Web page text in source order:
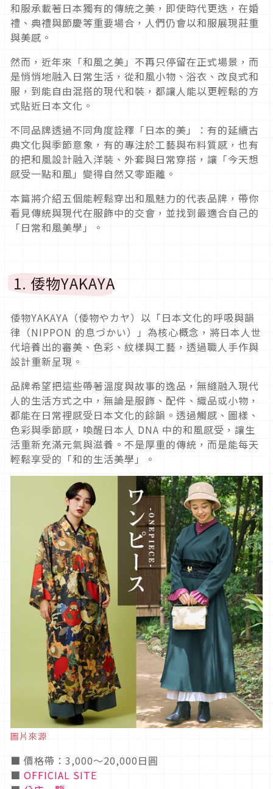
和服承載著日本獨有的傳統之美，即使時代更迭，在婚
禮、典禮與節慶等重要場合，人們仍會以和服展現莊重
與美感。
然而，近年來「和風之美」不再只停留在正式場景，而
是悄悄地融入日常生活，從和風小物、浴衣、改良式和
服，到能自由混搭的現代和裝，都讓人能以更輕鬆的方
式貼近日本文化。
不同品牌透過不同角度詮釋「日本的美」：有的延續古
典文化與季節意象，有的專注於工藝與布料質感，也有
的把和風設計融入洋裝、外套與日常穿搭，讓「今天想
感受一點和風」變得自然又零距離。
本篇將介紹五個能輕鬆穿出和風魅力的代表品牌，帶你
看見傳統與現代在服飾中的交會，並找到最適合自己的
「日常和風美學」。
1. 倭物YAKAYA
倭物YAKAYA（倭物やカヤ）以「日本文化的呼吸與韻
律（NIPPON 的息づかい）」為核心概念，將日本人世
代培養出的審美、色彩、紋樣與工藝，透過職人手作與
設計重新呈現。
品牌希望把這些帶著溫度與故事的逸品，無縫融入現代
人的生活方式之中，無論是服飾、配件、織品或小物，
都能在日常裡感受日本文化的餘韻。透過觸感、圖樣、
色彩與季節感，喚醒日本人 DNA 中的和風感受，讓生
活重新充滿元氣與滋養。不是厚重的傳統，而是能每天
輕鬆享受的「和的生活美學」。
圖片來源
■ 價格帶：3,000〜20,000日圓
■ OFFICIAL SITE